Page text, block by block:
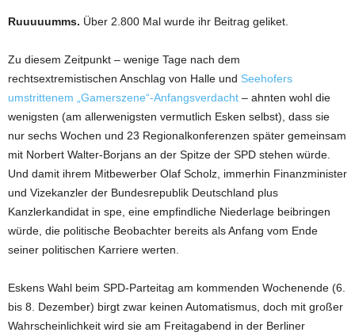
Ruuuuumms. Über 2.800 Mal wurde ihr Beitrag geliket.
Zu diesem Zeitpunkt – wenige Tage nach dem
rechtsextremistischen Anschlag von Halle und Seehofers
umstrittenem „Gamerszene“-Anfangsverdacht – ahnten wohl die
wenigsten (am allerwenigsten vermutlich Esken selbst), dass sie
nur sechs Wochen und 23 Regionalkonferenzen später gemeinsam
mit Norbert Walter-Borjans an der Spitze der SPD stehen würde.
Und damit ihrem Mitbewerber Olaf Scholz, immerhin Finanzminister
und Vizekanzler der Bundesrepublik Deutschland plus
Kanzlerkandidat in spe, eine empfindliche Niederlage beibringen
würde, die politische Beobachter bereits als Anfang vom Ende
seiner politischen Karriere werten.
Eskens Wahl beim SPD-Parteitag am kommenden Wochenende (6.
bis 8. Dezember) birgt zwar keinen Automatismus, doch mit großer
Wahrscheinlichkeit wird sie am Freitagabend in der Berliner